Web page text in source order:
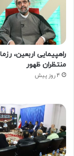
راهپیمایی اربعین،
منتظران ظهور
4 روز پیش